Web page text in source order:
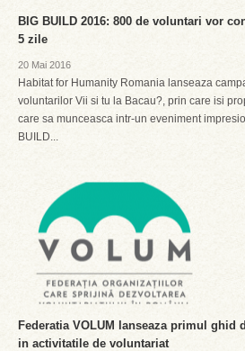
BIG BUILD 2016: 800 de voluntari vor
5 zile
20 Mai 2016
Habitat for Humanity Romania lanseaza
voluntarilor Vii si tu la Bacau?, prin care isi
care sa munceasca intr-un eveniment
BUILD...
Federatia VOLUM lanseaza primul ghid
in activitatile de voluntariat